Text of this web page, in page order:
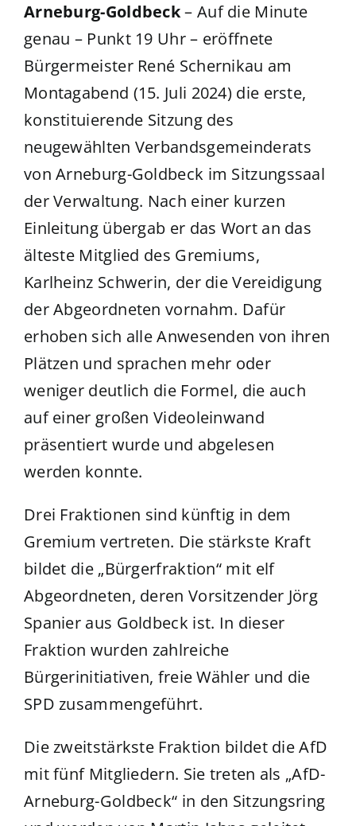
Arneburg-Goldbeck– Auf die Minute
genau – Punkt 19 Uhr – eröffnete
Bürgermeister René Schernikau am
Montagabend (15. Juli 2024) die erste,
konstituierende Sitzung des
neugewählten Verbandsgemeinderats
von Arneburg-Goldbeck im Sitzungssaal
der Verwaltung. Nach einer kurzen
Einleitung übergab er das Wort an das
älteste Mitglied des Gremiums,
Karlheinz Schwerin, der die Vereidigung
der Abgeordneten vornahm. Dafür
erhoben sich alle Anwesenden von ihren
Plätzen und sprachen mehr oder
weniger deutlich die Formel, die auch
auf einer großen Videoleinwand
präsentiert wurde und abgelesen
werden konnte.
Drei Fraktionen sind künftig in dem
Gremium vertreten. Die stärkste Kraft
bildet die „Bürgerfraktion“ mit elf
Abgeordneten, deren Vorsitzender Jörg
Spanier aus Goldbeck ist. In dieser
Fraktion wurden zahlreiche
Bürgerinitiativen, freie Wähler und die
SPD zusammengeführt.
Die zweitstärkste Fraktion bildet die AfD
mit fünf Mitgliedern. Sie treten als „AfD-
Arneburg-Goldbeck“ in den Sitzungsring